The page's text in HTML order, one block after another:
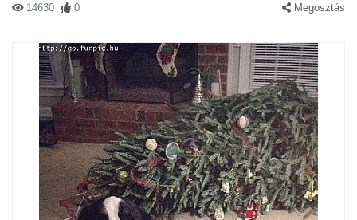
14630 0 Megosztás